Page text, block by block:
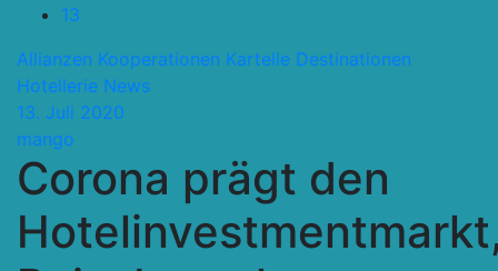
13
Allianzen Kooperationen Kartelle Destinationen
Hotellerie News
13. Juli 2020
mango
Corona prägt den